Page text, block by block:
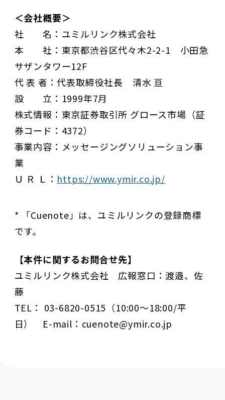
＜会社概要＞
社 名：ユミルリンク株式会社
本 社：東京都渋谷区代々木2-2-1 小田急
サザンタワー12F
代 表 者：代表取締役社長 清水 亘
設 立：1999年7月
株式情報：東京証券取引所 グロース市場（証
券コード：4372）
事業内容：メッセージングソリューション事
業
Ｕ Ｒ Ｌ： https://www.ymir.co.jp/
* 「Cuenote」は、ユミルリンクの登録商標
です。
【本件に関するお問合せ先】
ユミルリンク株式会社 広報窓口：渡邉、佐
藤
TEL： 03-6820-0515（10:00～18:00/平
日） E-mail：cuenote@ymir.co.jp